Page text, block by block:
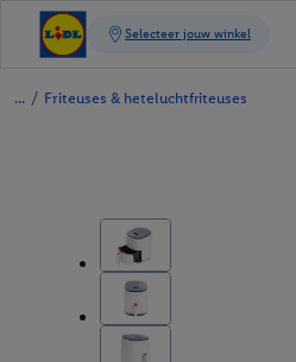
/ Friteuses & heteluchtfriteuses